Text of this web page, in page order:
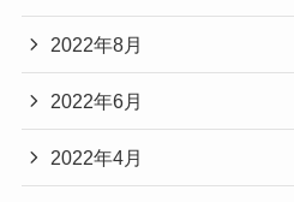
2022年8月
2022年6月
2022年4月